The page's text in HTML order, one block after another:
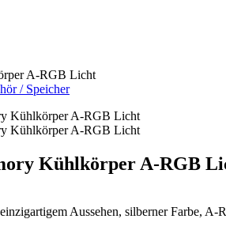
A-RGB Licht
/ Speicher
Kühlkörper A-RGB
Aussehen, silberner Farbe,